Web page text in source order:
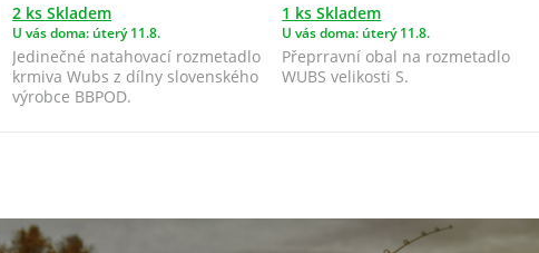
2 ks Skladem
U vás doma: úterý 11.8.
Jedinečné natahovací rozmetadlo
krmiva Wubs z dílny slovenského
výrobce BBPOD.
1 ks Skladem
U vás doma: úterý 11.8.
Přeprravní obal na rozmetadlo
WUBS velikosti S.